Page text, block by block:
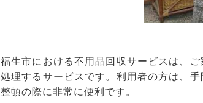
福生市における不用品回収サービスは、
処理するサービスです。利用者の方は、
整頓の際に非常に便利です。